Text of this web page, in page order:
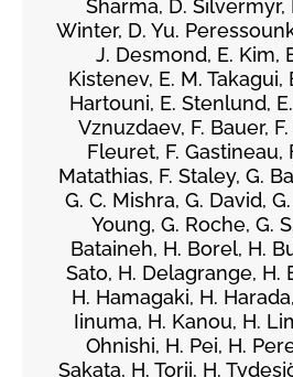
Sharma, D. Silvermyr,
Winter, D. Yu.
J. Desmond, E. Kim,
Kistenev, E. M. Takagui,
Hartouni, E. Stenlund,
Vznuzdaev, F. Bauer,
Fleuret, F. Gastineau,
Matathias, F. Staley, G.
G. C. Mishra, G. David,
Young, G. Roche, G.
Bataineh, H. Borel, H.
Sato, H. Delagrange, H.
H. Hamagaki, H.
Iinuma, H. Kanou, H.
Ohnishi, H. Pei, H.
Sakata, H. Torii, H.